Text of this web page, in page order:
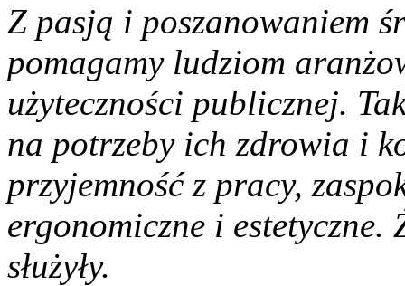
Z pasją i poszanowaniem
pomagamy ludziom
użyteczności publicznej.
na potrzeby ich zdrowia i
przyjemność z pracy,
ergonomiczne i
służyły.